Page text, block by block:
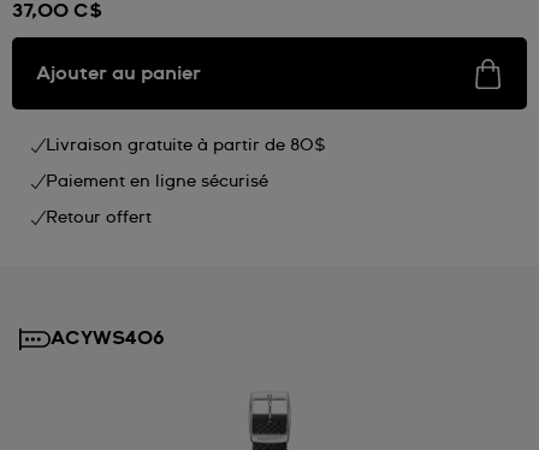
37,00 C$
Ajouter au panier
Livraison gratuite à partir de 80$
Paiement en ligne sécurisé
Retour offert
ACYWS406